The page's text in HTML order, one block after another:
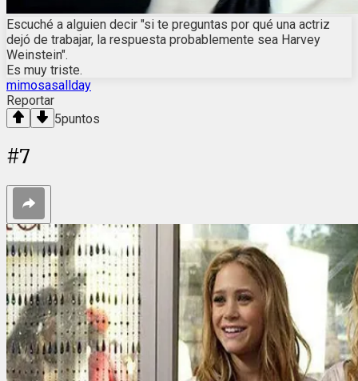
Escuché a alguien decir "si te preguntas por qué una actriz
dejó de trabajar, la respuesta probablemente sea Harvey
Weinstein".
Es muy triste.
mimosasallday
Reportar
5puntos
#7